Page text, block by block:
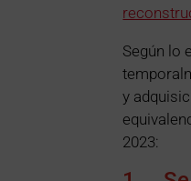
Según lo
y
2023: